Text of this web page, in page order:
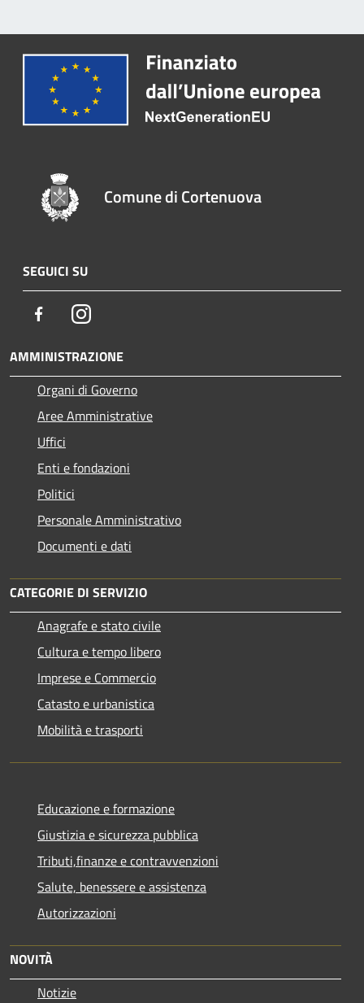
Comune di Cortenuova
SEGUICI SU
FacebookInstagram
AMMINISTRAZIONE
Organi di Governo
Aree Amministrative
Uffici
Enti e fondazioni
Politici
Personale Amministrativo
Documenti e dati
CATEGORIE DI SERVIZIO
Anagrafe e stato civile
Cultura e tempo libero
Imprese e Commercio
Catasto e urbanistica
Mobilità e trasporti
Educazione e formazione
Giustizia e sicurezza pubblica
Tributi,finanze e contravvenzioni
Salute, benessere e assistenza
Autorizzazioni
NOVITÀ
Notizie